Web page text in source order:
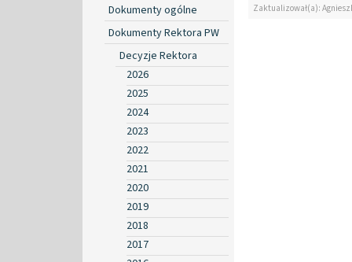
Dokumenty ogólne
Dokumenty Rektora PW
Decyzje Rektora
2026
2025
2024
2023
2022
2021
2020
2019
2018
2017
Zaktualizował(a):